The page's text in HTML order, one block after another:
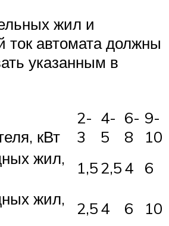
жил и
ток автомата должны
указанным в
кВт
2-
3
4-
5
6-
8
9-
10
жил,
1,52,54
6
жил,
2,54 6 10